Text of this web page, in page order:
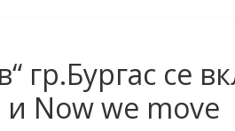
с
на
гр.Бургас се
Now we move